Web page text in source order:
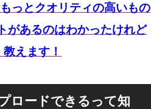
っとクオリティの高いもの
があるのはわかったけれど
えます！
ロードできるって知